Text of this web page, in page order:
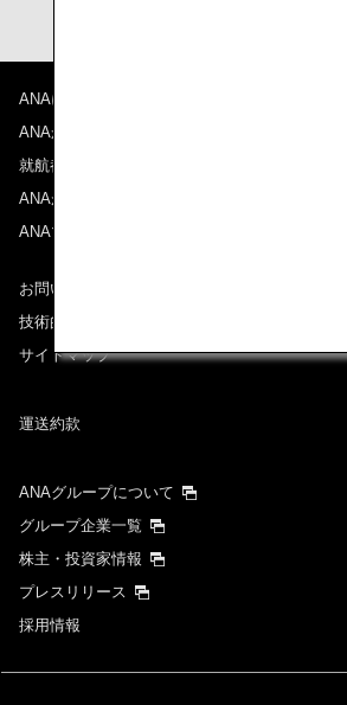
ANAについて
ANAからのお知らせ
就航都市
ANAがお約束する体験
ANAマイレージクラブ
お問い合わせ
技術的なお問い合わせ（推奨環境）
サイトマップ
運送約款
ANAグループについて
グループ企業一覧
株主・投資家情報
プレスリリース
採用情報